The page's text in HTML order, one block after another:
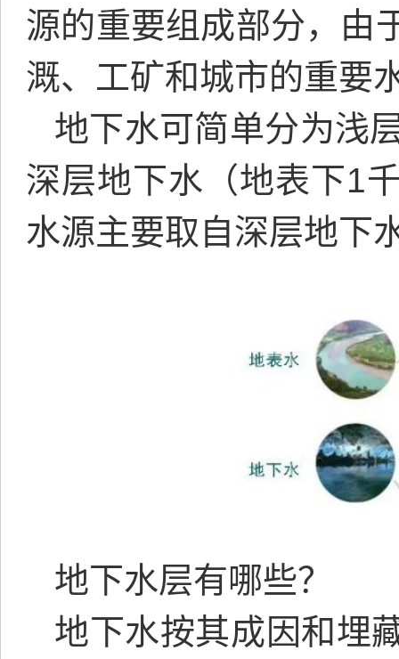
源的重要组成部分，由
溉、工矿和城市的重要
地下水可简单分为浅
深层地下水（地表下1
水源主要取自深层地下
地下水层有哪些？
地下水按其成因和埋